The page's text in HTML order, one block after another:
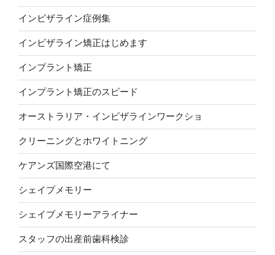
インビザライン症例集
インビザライン矯正はじめます
インプラント矯正
インプラント矯正のスピード
オーストラリア・インビザラインワークショ
クリーニングとホワイトニング
ケアンズ国際空港にて
シェイプメモリー
シェイプメモリーアライナー
スタッフの出産前歯科検診